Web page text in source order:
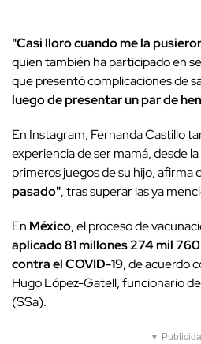
"Casi lloro cuando me la
quien también ha participado en
que presentó complicaciones de
luego de presentar un par de
En Instagram, Fernanda Castillo
experiencia de ser mamá, desde
primeros juegos de su hijo, afirma
pasado", tras superar las ya
En México, el proceso de
aplicado 81 millones 274 mil
contra el COVID-19, de acuerdo
Hugo López-Gatell, funcionario
(SSa).
▼